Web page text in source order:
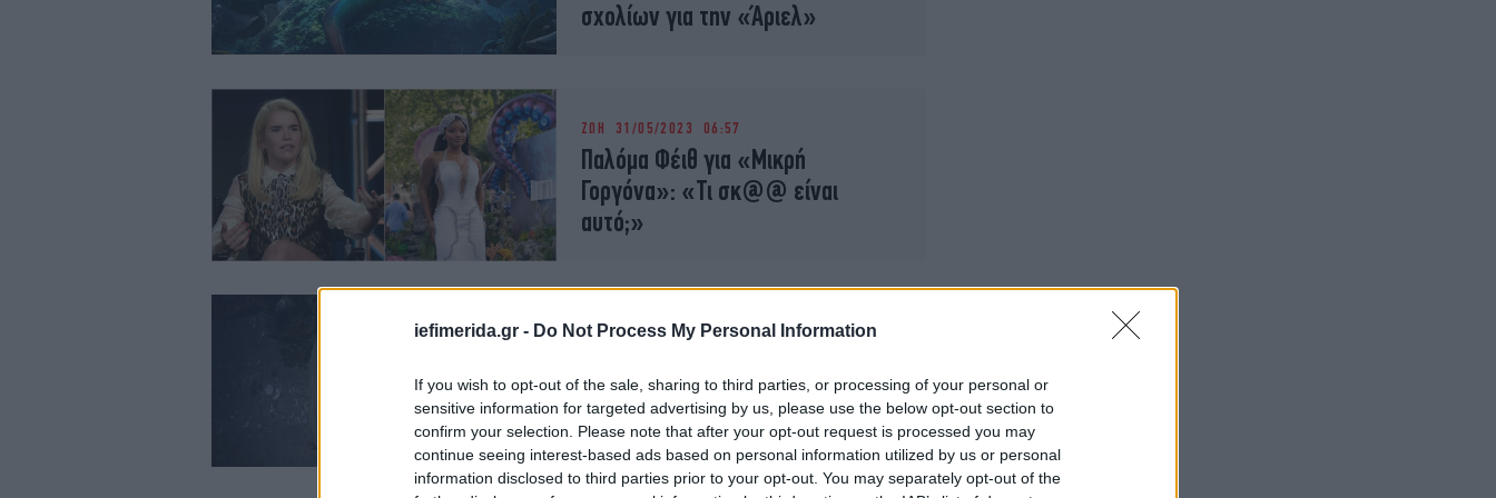
iefimerida.gr - Do Not Process My Personal Information
If you wish to opt-out of the sale, sharing to third parties, or processing of your personal or
sensitive information for targeted advertising by us, please use the below opt-out section to
confirm your selection. Please note that after your opt-out request is processed you may
continue seeing interest-based ads based on personal information utilized by us or personal
information disclosed to third parties prior to your opt-out. You may separately opt-out of the
σχολίων για την «Άριελ»
ΖΩΗ 31/05/2023 06:57
Παλόμα Φέιθ για «Μικρή
Γοργόνα»: «Τι σκ@@ είναι
αυτό;»
ΖΩΗ 29/05/2023 07:00
office η ταινία με την
Αφροαμερικανή Άριελ